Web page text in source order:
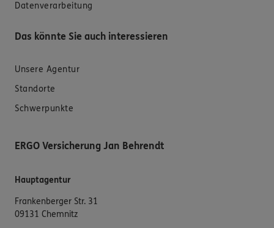
Datenverarbeitung
Das könnte Sie auch interessieren
Unsere Agentur
Standorte
Schwerpunkte
ERGO Versicherung Jan Behrendt
Hauptagentur
Frankenberger Str. 31
09131 Chemnitz